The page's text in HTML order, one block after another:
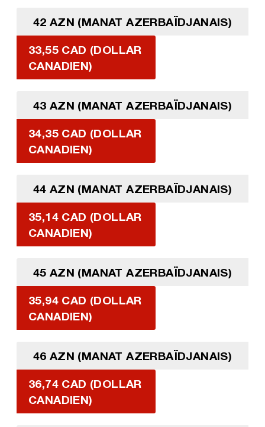
42 AZN (MANAT AZERBAÏDJANAIS)
33,55 CAD (DOLLAR
CANADIEN)
43 AZN (MANAT AZERBAÏDJANAIS)
34,35 CAD (DOLLAR
CANADIEN)
44 AZN (MANAT AZERBAÏDJANAIS)
35,14 CAD (DOLLAR
CANADIEN)
45 AZN (MANAT AZERBAÏDJANAIS)
35,94 CAD (DOLLAR
CANADIEN)
46 AZN (MANAT AZERBAÏDJANAIS)
36,74 CAD (DOLLAR
CANADIEN)